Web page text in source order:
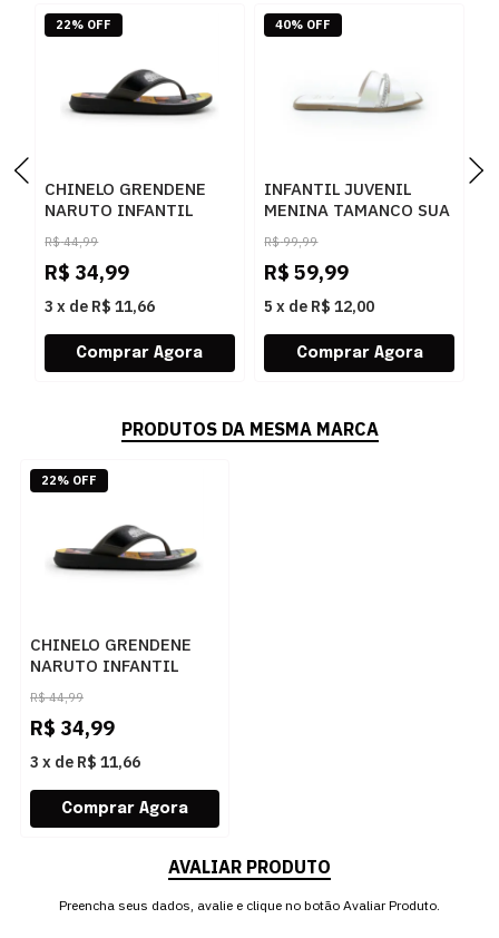
CHINELO GRENDENE
NARUTO INFANTIL
20566 - 245883
R$ 44,99
R$ 34,99
3 x de R$ 11,66
22% OFF
INFANTIL JUVENIL
MENINA TAMANCO SUA
CIA 9185 52129 9185
52129
NPPEROLISADABRANCO
R$ 99,99
R$ 59,99
5 x de R$ 12,00
40% OFF
PRODUTOS DA MESMA MARCA
CHINELO GRENDENE
NARUTO INFANTIL
20566 - 245883
R$ 44,99
R$ 34,99
3 x de R$ 11,66
22% OFF
AVALIAR PRODUTO
Preencha seus dados, avalie e clique no botão Avaliar Produto.